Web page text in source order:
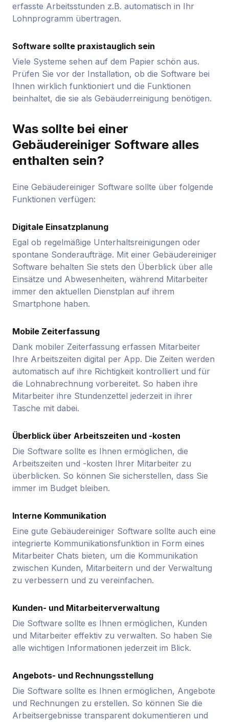
erfasste Arbeitsstunden z.B. automatisch in Ihr
Lohnprogramm übertragen.
Software sollte praxistauglich sein
Viele Systeme sehen auf dem Papier schön aus.
Prüfen Sie vor der Installation, ob die Software bei
Ihnen wirklich funktioniert und die Funktionen
beinhaltet, die sie als Gebäuderreinigung benötigen.
Was sollte bei einer
Gebäudereiniger Software alles
enthalten sein?
Eine Gebäudereiniger Software sollte über folgende
Funktionen verfügen:
Digitale Einsatzplanung
Egal ob regelmäßige Unterhaltsreinigungen oder
spontane Sonderaufträge. Mit einer Gebäudereiniger
Software behalten Sie stets den Überblick über alle
Einsätze und Abwesenheiten, während Mitarbeiter
immer den aktuellen Dienstplan auf ihrem
Smartphone haben.
Mobile Zeiterfassung
Dank mobiler Zeiterfassung erfassen Mitarbeiter
Ihre Arbeitszeiten digital per App. Die Zeiten werden
automatisch auf ihre Richtigkeit kontrolliert und für
die Lohnabrechnung vorbereitet. So haben ihre
Mitarbeiter ihre Stundenzettel jederzeit in ihrer
Tasche mit dabei.
Überblick über Arbeitszeiten und -kosten
Die Software sollte es Ihnen ermöglichen, die
Arbeitszeiten und -kosten Ihrer Mitarbeiter zu
überblicken. So können Sie sicherstellen, dass Sie
immer im Budget bleiben.
Interne Kommunikation
Eine gute Gebäudereiniger Software sollte auch eine
integrierte Kommunikationsfunktion in Form eines
Mitarbeiter Chats bieten, um die Kommunikation
zwischen Kunden, Mitarbeitern und der Verwaltung
zu verbessern und zu vereinfachen.
Kunden- und Mitarbeiterverwaltung
Die Software sollte es Ihnen ermöglichen, Kunden
und Mitarbeiter effektiv zu verwalten. So haben Sie
alle wichtigen Informationen jederzeit im Blick.
Angebots- und Rechnungsstellung
Die Software sollte es Ihnen ermöglichen, Angebote
und Rechnungen zu erstellen. So können Sie die
Arbeitsergebnisse transparent dokumentieren und